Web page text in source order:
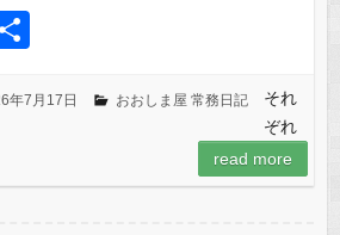
E
年7月17日 おおしま屋 常務日記
それ
ぞれ
read more